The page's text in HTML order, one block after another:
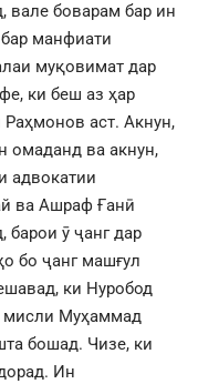
вале боварам бар ин
манфиати
муқовимат дар
ки беш аз ҳар
аст. Акнун,
омаданд ва акнун,
адвокатии
ва Ашраф Ғанӣ
барои ӯ ҷанг дар
бо ҷанг машғул
ки Нуробод
мисли Муҳаммад
бошад. Чизе, ки
Ин